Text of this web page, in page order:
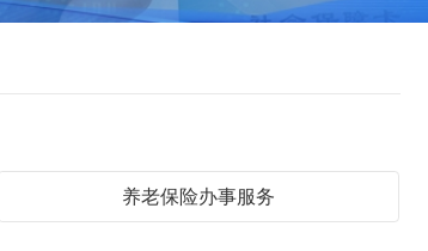
养老保险办事服务